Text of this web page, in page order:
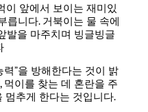
이 앞에서 보이는 재미있
릅니다. 거북이는 물 속에
발을 마주치며 빙글빙글
”을 방해한다는 것이 밝
먹이를 찾는 데 혼란을 주
멈추게 한다는 것입니다.